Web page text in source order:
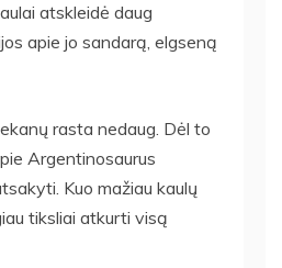
atskleidė daug
apie jo sandarą, elgseną
rasta nedaug. Dėl to
Argentinosaurus
Kuo mažiau kaulų
tiksliai atkurti visą